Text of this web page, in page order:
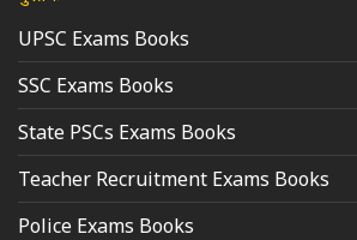
UPSC Exams Books
SSC Exams Books
State PSCs Exams Books
Teacher Recruitment Exams Books
Police Exams Books